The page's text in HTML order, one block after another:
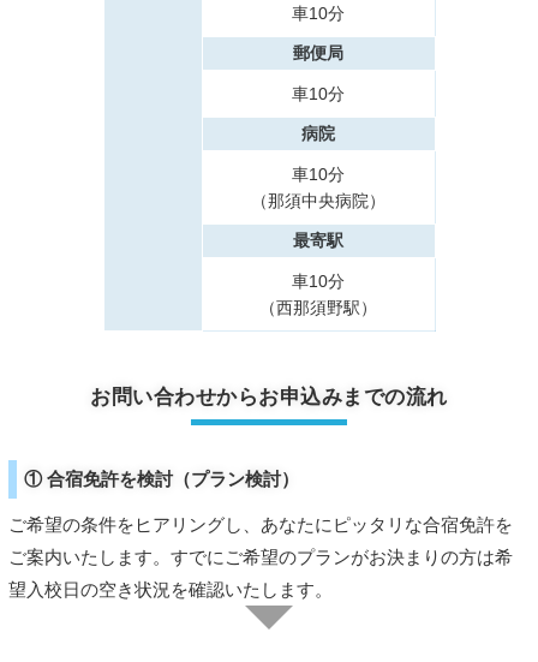
車10分
郵便局
車10分
病院
車10分
（那須中央病院）
最寄駅
車10分
（西那須野駅）
お問い合わせからお申込みまでの流れ
① 合宿免許を検討（プラン検討）
ご希望の条件をヒアリングし、あなたにピッタリな合宿免許を
ご案内いたします。すでにご希望のプランがお決まりの方は希
望入校日の空き状況を確認いたします。